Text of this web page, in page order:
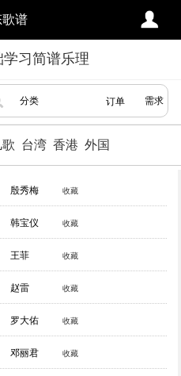
谱
习简谱乐理
分类 需求
订单
歌 台湾 香港 外国
殷秀梅 收藏
韩宝仪 收藏
王菲 收藏
赵雷 收藏
罗大佑 收藏
邓丽君 收藏